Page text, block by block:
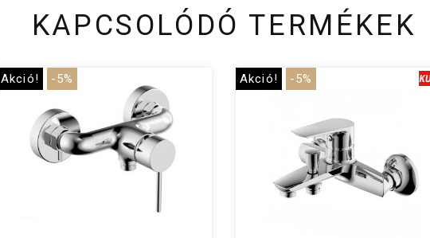
KAPCSOLÓDÓ TERMÉKEK
Akció! -5% Akció! -5%